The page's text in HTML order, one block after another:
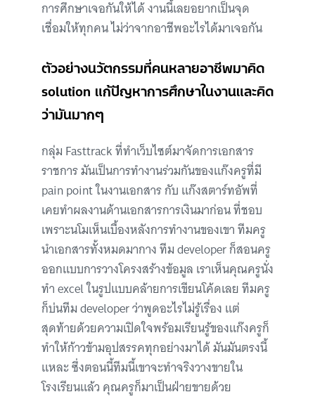
การศึกษาเจอกันให้ได้ งานนี้เลยอยากเป็นจุด
เชื่อมให้ทุกคน ไม่ว่าจากอาชีพอะไรได้มาเจอกัน
ตัวอย่างนวัตกรรมที่คนหลายอาชีพมาคิด
solution แก้ปัญหาการศึกษาในงานและคิด
ว่ามันมากๆ
กลุ่ม Fasttrack ที่ทำเว็บไซต์มาจัดการเอกสาร
ราชการ มันเป็นการทำงานร่วมกันของแก๊งครูที่มี
pain point ในงานเอกสาร กับ แก๊งสตาร์ทอัพที่
เคยทำผลงานด้านเอกสารการเงินมาก่อน ที่ชอบ
เพราะนโมเห็นเบื้องหลังการทำงานของเขา ทีมครู
นำเอกสารทั้งหมดมากาง ทีม developer ก็สอนครู
ออกแบบการวางโครงสร้างข้อมูล เราเห็นคุณครูนั่ง
ทำ excel ในรูปแบบคล้ายการเขียนโค้ดเลย ทีมครู
ก็บ่นทีม developer ว่าพูดอะไรไม่รู้เรื่อง แต่
สุดท้ายด้วยความเปิดใจพร้อมเรียนรู้ของแก๊งครูก็
ทำให้ก้าวข้ามอุปสรรคทุกอย่างมาได้ มันมันตรงนี้
แหละ ซึ่งตอนนี้ทีมนี้เขาจะทำจริงวางขายใน
โรงเรียนแล้ว คุณครูก็มาเป็นฝ่ายขายด้วย